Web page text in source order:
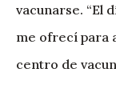
vacunarse. “El
me ofrecí para
centro de